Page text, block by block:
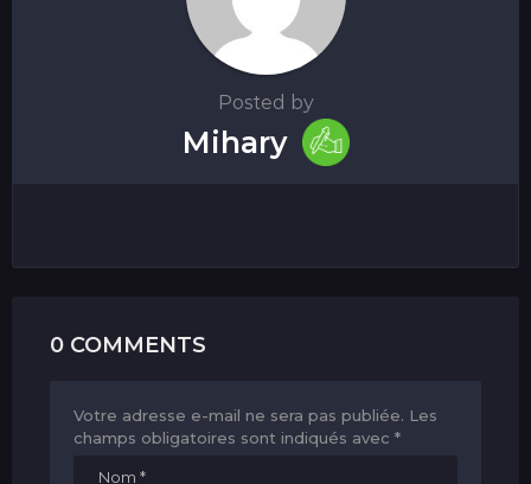
Posted by
Mihary
0 COMMENTS
Votre adresse e-mail ne sera pas publiée. Les
champs obligatoires sont indiqués avec *